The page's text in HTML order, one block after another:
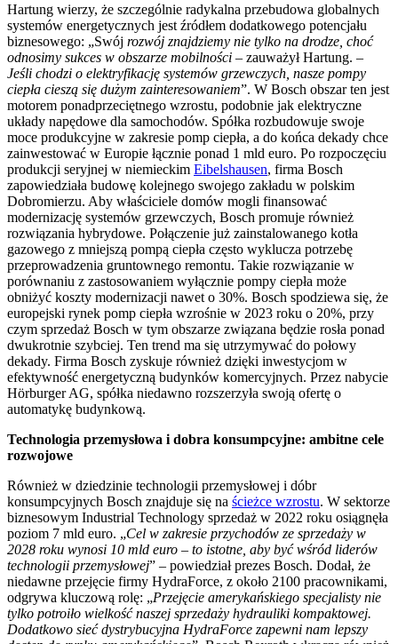
Hartung wierzy, że szczególnie radykalna przebudowa globalnych
systemów energetycznych jest źródłem dodatkowego potencjału
biznesowego: „Swój rozwój znajdziemy nie tylko na drodze, choć
odnosimy sukces w obszarze mobilności – zauważył Hartung. –
Jeśli chodzi o elektryfikację systemów grzewczych, nasze pompy
ciepła cieszą się dużym zainteresowaniem”. W Bosch obszar ten jest
motorem ponadprzeciętnego wzrostu, podobnie jak elektryczne
układy napędowe dla samochodów. Spółka rozbudowuje swoje
moce produkcyjne w zakresie pomp ciepła, a do końca dekady chce
zainwestować w Europie łącznie ponad 1 mld euro. Po rozpoczęciu
produkcji seryjnej w niemieckim Eibelshausen, firma Bosch
zapowiedziała budowę kolejnego swojego zakładu w polskim
Dobromierzu. Aby właściciele domów mogli finansować
modernizację systemów grzewczych, Bosch promuje również
rozwiązania hybrydowe. Połączenie już zainstalowanego kotła
gazowego z mniejszą pompą ciepła często wyklucza potrzebę
przeprowadzenia gruntownego remontu. Takie rozwiązanie w
porównaniu z zastosowaniem wyłącznie pompy ciepła może
obniżyć koszty modernizacji nawet o 30%. Bosch spodziewa się, że
europejski rynek pomp ciepła wzrośnie w 2023 roku o 20%, przy
czym sprzedaż Bosch w tym obszarze związana będzie rosła ponad
dwukrotnie szybciej. Ten trend ma się utrzymywać do połowy
dekady. Firma Bosch zyskuje również dzięki inwestycjom w
efektywność energetyczną budynków komercyjnych. Przez nabycie
Hörburger AG, spółka niedawno rozszerzyła swoją ofertę o
automatykę budynkową.
Technologia przemysłowa i dobra konsumpcyjne: ambitne cele
rozwojowe
Również w dziedzinie technologii przemysłowej i dóbr
konsumpcyjnych Bosch znajduje się na ścieżce wzrostu. W sektorze
biznesowym Industrial Technology sprzedaż w 2022 roku osiągnęła
poziom 7 mld euro. „Cel w zakresie przychodów ze sprzedaży w
2028 roku wynosi 10 mld euro – to istotne, aby być wśród liderów
technologii przemysłowej” – powiedział prezes Bosch. Dodał, że
niedawne przejęcie firmy HydraForce, z około 2100 pracownikami,
odgrywa kluczową rolę: „Przejęcie amerykańskiego specjalisty nie
tylko potroiło wielkość naszej sprzedaży hydrauliki kompaktowej.
Dodatkowo sieć dystrybucyjna HydraForce zapewni nam lepszy